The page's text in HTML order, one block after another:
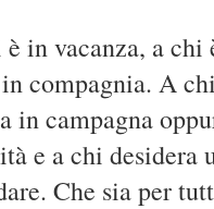
in vacanza, a
compagnia. A
in campagna
e a chi
Che sia per